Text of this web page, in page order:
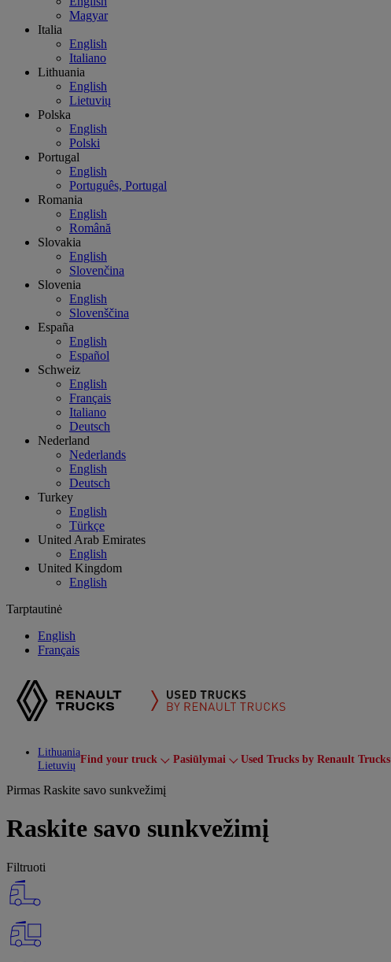
Magyar
Italia
English
Italiano
Lithuania
English
Lietuvių
Polska
English
Polski
Portugal
English
Português, Portugal
Romania
English
Română
Slovakia
English
Slovenčina
Slovenia
English
Slovenščina
España
English
Español
Schweiz
English
Français
Italiano
Deutsch
Nederland
Nederlands
English
Deutsch
Turkey
English
Türkçe
United Arab Emirates
English
United Kingdom
English
Tarptautinė
English
Français
Lithuania
Lietuvių
Find your truck Toggle submenu
Pasiūlymai Toggle submenu
Used Trucks by Renault Trucks
Pirmas Raskite savo sunkvežimį
Raskite savo sunkvežimį
Filtruoti